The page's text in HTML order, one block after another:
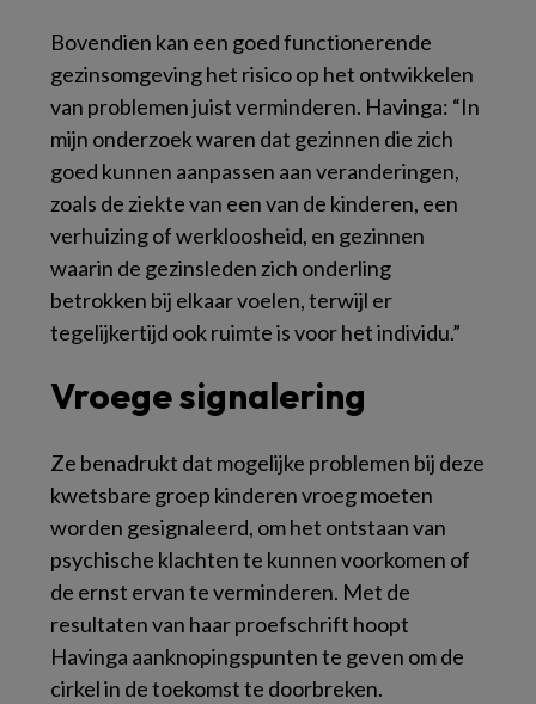
Bovendien kan een goed functionerende
gezinsomgeving het risico op het ontwikkelen
van problemen juist verminderen. Havinga: “In
mijn onderzoek waren dat gezinnen die zich
goed kunnen aanpassen aan veranderingen,
zoals de ziekte van een van de kinderen, een
verhuizing of werkloosheid, en gezinnen
waarin de gezinsleden zich onderling
betrokken bij elkaar voelen, terwijl er
tegelijkertijd ook ruimte is voor het individu.”
Vroege signalering
Ze benadrukt dat mogelijke problemen bij deze
kwetsbare groep kinderen vroeg moeten
worden gesignaleerd, om het ontstaan van
psychische klachten te kunnen voorkomen of
de ernst ervan te verminderen. Met de
resultaten van haar proefschrift hoopt
Havinga aanknopingspunten te geven om de
cirkel in de toekomst te doorbreken.